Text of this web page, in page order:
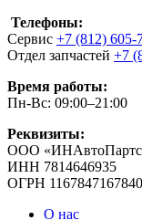
Телефоны:
Сервис +7 (812) 605-
Отдел запчастей +7
Время работы:
Пн-Вс: 09:00–21:00
Реквизиты:
ООО
ИНН 7814646935
ОГРН 1167847167840
О нас